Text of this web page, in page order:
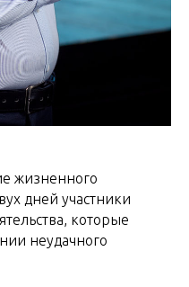
жизненного
дней участники
которые
неудачного